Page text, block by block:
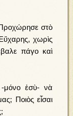
στὸ
χωρὶς
πάγο καὶ
-μόνο ἐσὺ- νὰ
Ποιὸς εἶσαι